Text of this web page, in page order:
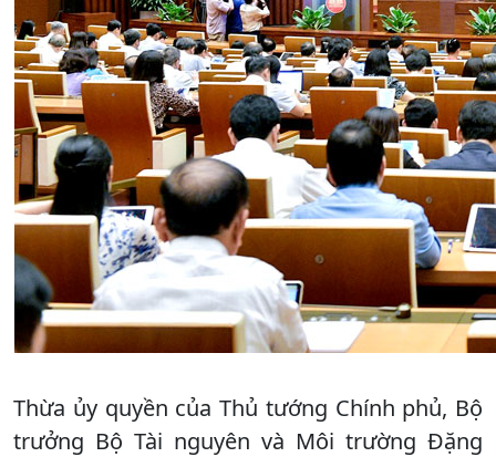
Thừa ủy quyền của Thủ tướng Chính phủ, Bộ
trưởng Bộ Tài nguyên và Môi trường Đặng